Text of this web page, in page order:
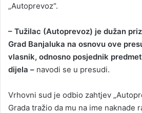
„Autoprevoz“.
– Tužilac (Autoprevoz) je dužan
Grad Banjaluka na osnovu ove
vlasnik, odnosno posjednik
dijela – navodi se u presudi.
Vrhovni sud je odbio zahtjev
Grada tražio da mu na ime naknade